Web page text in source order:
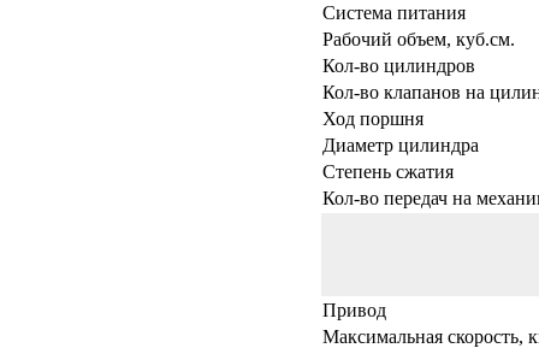
Система питания
Рабочий объем, куб.см.
Кол-во цилиндров
Кол-во клапанов на
Ход поршня
Диаметр цилиндра
Степень сжатия
Кол-во передач на
Привод
Максимальная скорость,